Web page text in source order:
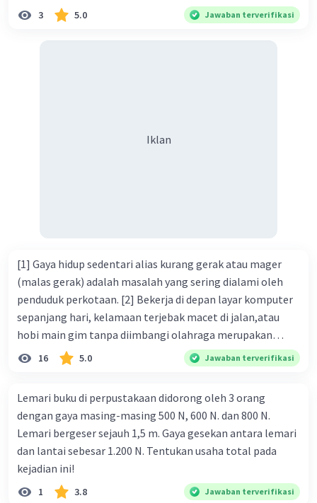
SMP Batujajar. Jadi, saya menghabiskan waktu liburan
saya dengan berlatih. Latihan dimulai pada jam 9 pagi.
3 5.0 Jawaban terverifikasi
Iklan
[1] Gaya hidup sedentari alias kurang gerak atau mager
(malas gerak) adalah masalah yang sering dialami oleh
penduduk perkotaan. [2] Bekerja di depan layar komputer
sepanjang hari, kelamaan terjebak macet di jalan,atau
hobi main gim tanpa diimbangi olahraga merupakan
bentuk dari gaya hidup sedentari. [3] Jika Anda termasuk
salah satu orang yang sering melakukan berbagai
hidup sedentari sangat berbahaya karena membuat Anda
berisiko terkena diabetes tipe 2. [5] Gaya hidup sedentari
menyebabkan masyarakat, terutama penduduk kota,
malas bergerak. [6] Coba ingat-ingat, dalam sehari ini,
sudah berapa kali Anda dalam menggunakan aplikasi
online untuk memenuhi kebutuh Anda? [7] Selain itu, tilik
16 5.0 Jawaban terverifikasi
Lemari buku di perpustakaan didorong oleh 3 orang
dengan gaya masing-masing 500 N, 600 N. dan 800 N.
Lemari bergeser sejauh 1,5 m. Gaya gesekan antara lemari
dan lantai sebesar 1.200 N. Tentukan usaha total pada
kejadian ini!
1 3.8 Jawaban terverifikasi